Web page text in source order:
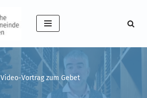
Video-Vortrag zum Gebet